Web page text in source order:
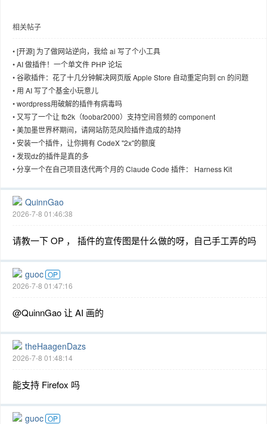
相关帖子
•[开源] 为了做网站逆向，我给 ai 写了个小工具
•AI 做插件！一个单文件 PHP 论坛
•谷歌插件：花了十几分钟解决网页版 Apple Store 自动重定向到 cn 的问题
• 用 AI 写了个基金小玩意儿
•wordpress用破解的插件有病毒吗
• 又写了一个让 fb2k（foobar2000）支持空间音频的 component
•美加墨世界杯期间，请网站防范风险插件造成的劫持
•安装一个插件，让你拥有 CodeX "2x"的额度
• 发现dz的插件是真的多
•分享一个在自己项目迭代两个月的 Claude Code 插件： Harness Kit
QuinnGao
2026-7-8 01:46:38
请教一下 OP ， 插件的宣传图是什么做的呀，自己手工弄的吗
guoc OP
2026-7-8 01:47:16
@QuinnGao 让 AI 画的
theHaagenDazs
2026-7-8 01:48:14
能支持 Firefox 吗
guoc OP